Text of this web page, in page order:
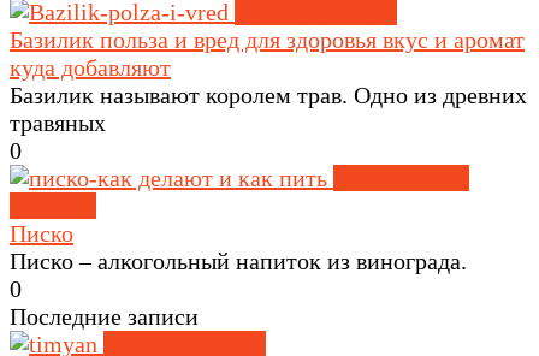
Базилик польза и вред для здоровья вкус и аромат
куда добавляют
Базилик называют королем трав. Одно из древних
травяных
0
Писко
Писко – алкогольный напиток из винограда.
0
Последние записи